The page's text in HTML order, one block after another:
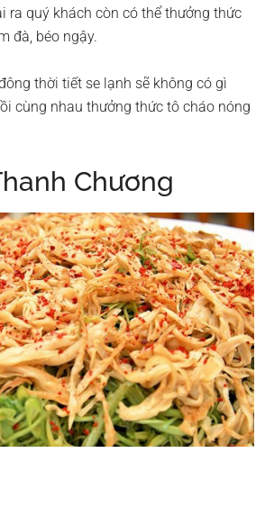
ra quý khách còn có thể thưởng thức
đà, béo ngậy.
thời tiết se lạnh sẽ không có gì
cùng nhau thưởng thức tô cháo nóng
Chương